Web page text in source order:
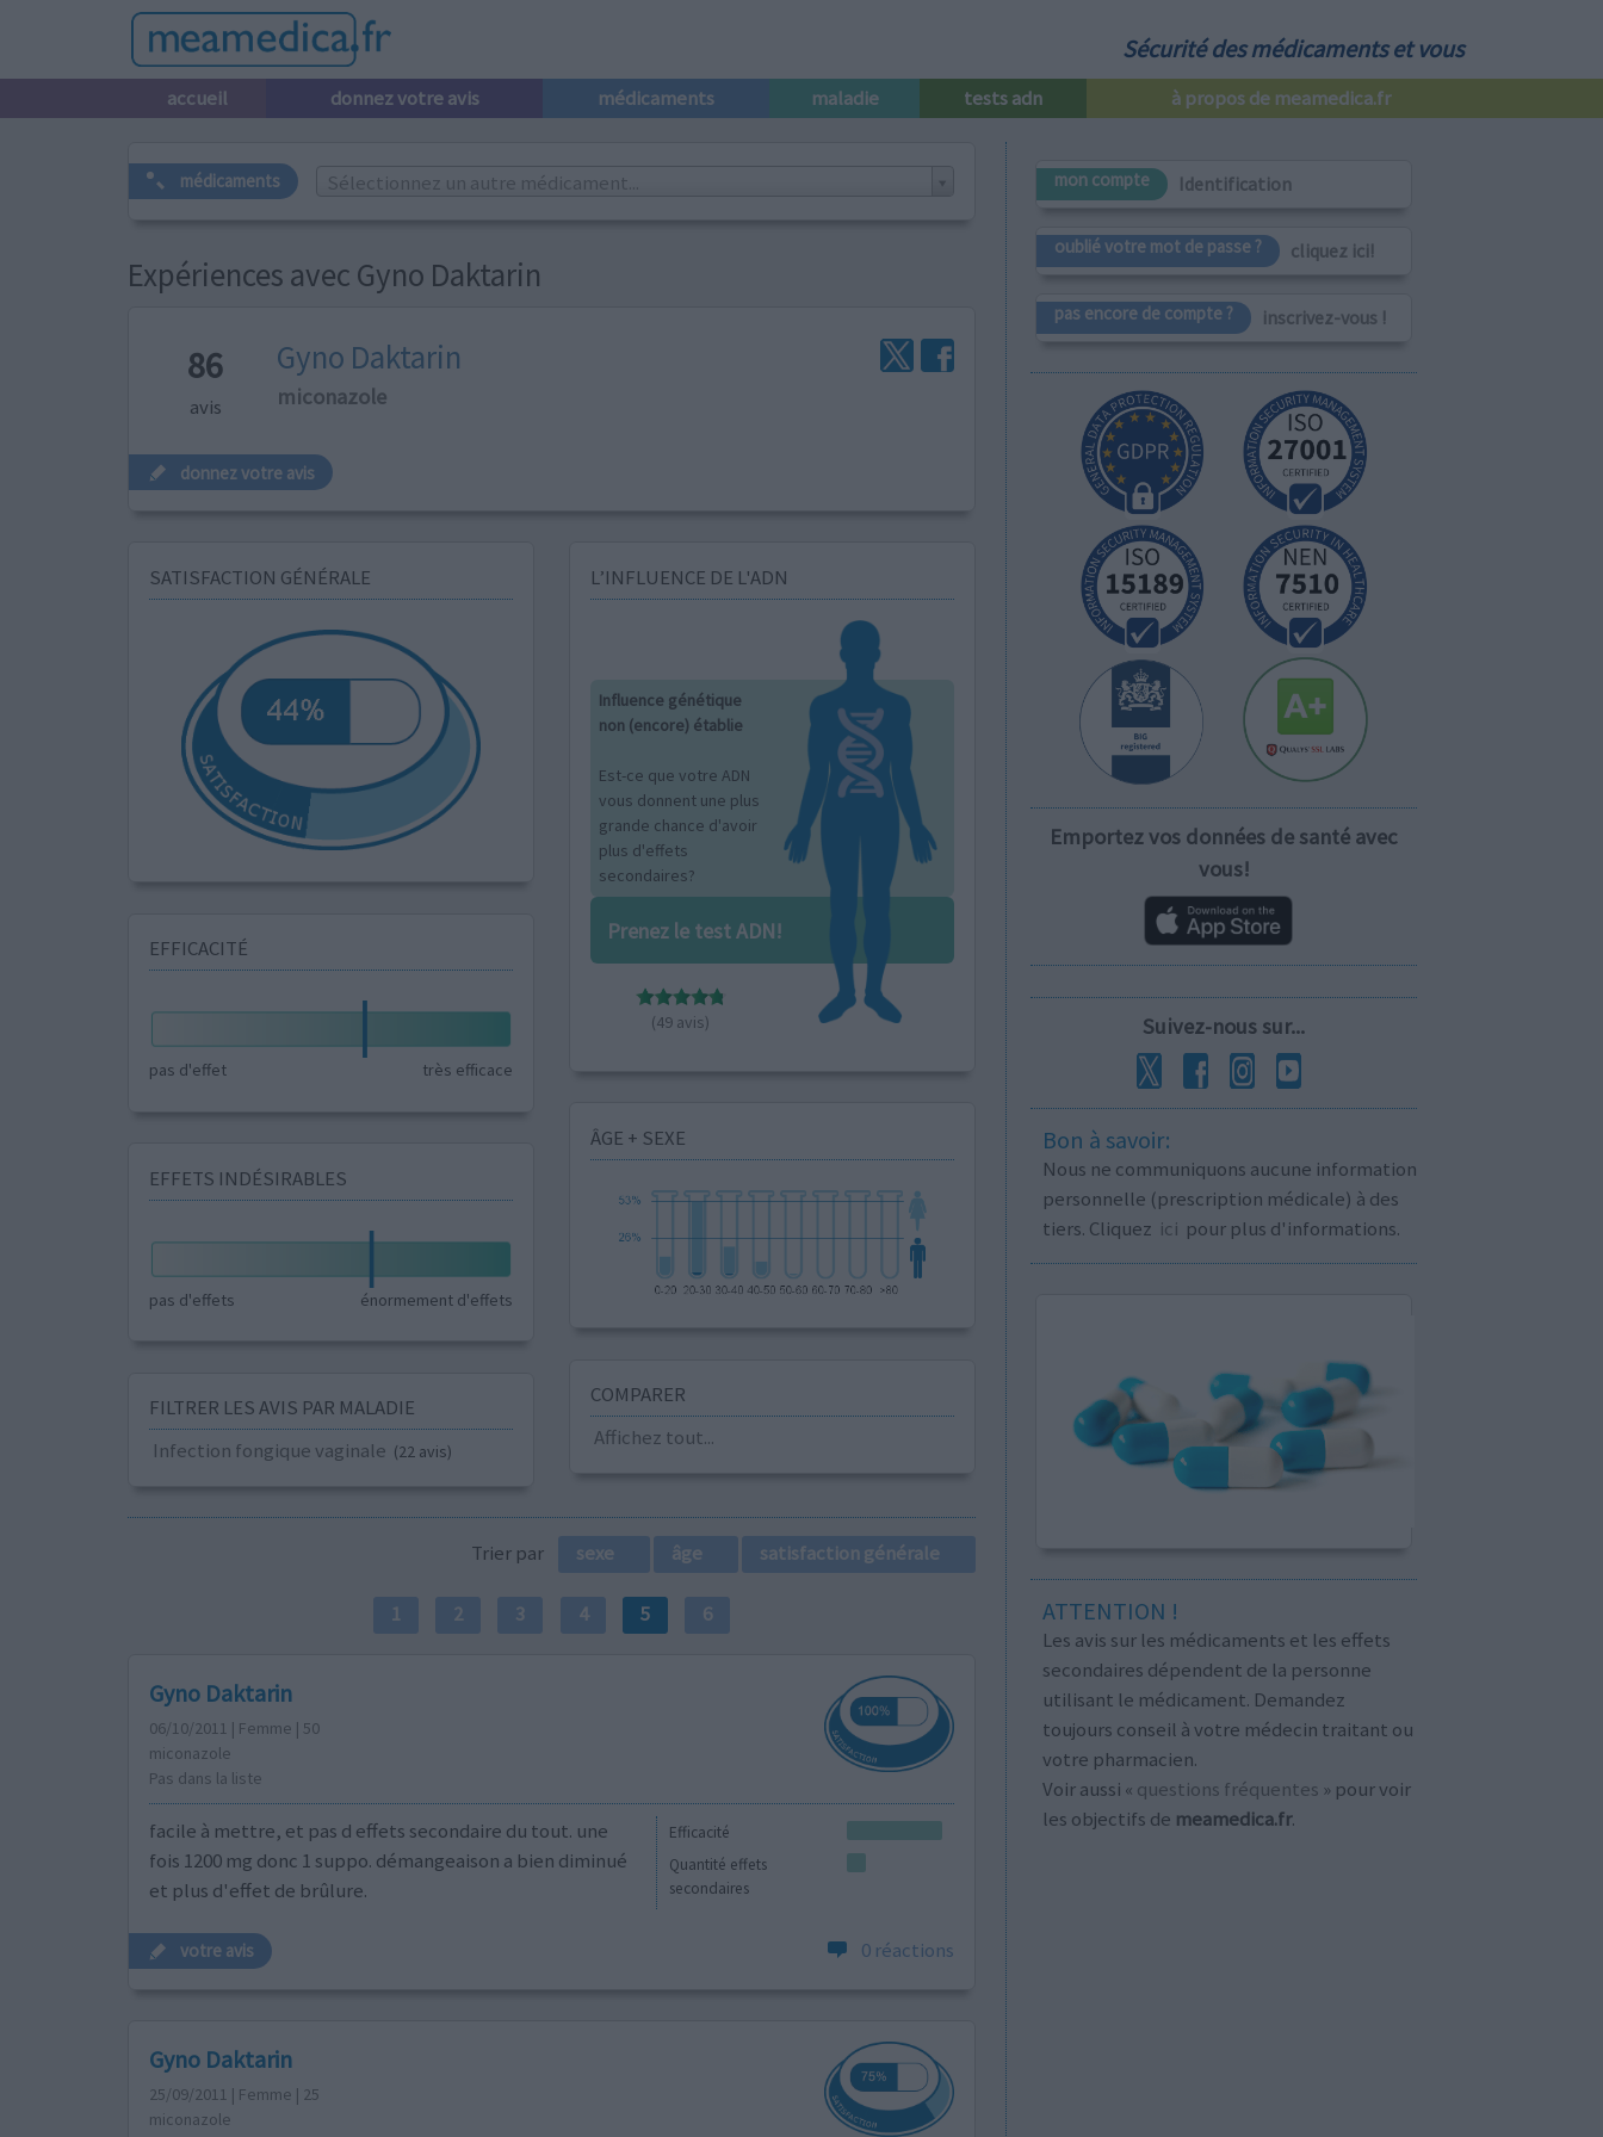
Sécurité des médicaments et vous
accueil donnez votre avis médicaments maladie tests adn à propos de meamedica.fr
médicaments Sélectionnez un autre médicament...
Expériences avec Gyno Daktarin
86
avis
Gyno Daktarin
miconazole
donnez votre avis
SATISFACTION GÉNÉRALE
EFFICACITÉ
pas d'effet très efficace
EFFETS INDÉSIRABLES
pas d'effets énormement d'effets
FILTRER LES AVIS PAR MALADIE
Infection fongique vaginale (22 avis)
L’INFLUENCE DE L'ADN
Influence génétique
non (encore) établie
Est-ce que votre ADN
vous donnent une plus
grande chance d'avoir
plus d'effets
secondaires?
Prenez le test ADN!
(49 avis)
ÂGE + SEXE
COMPARER
Affichez tout...
Trier par sexe âge satisfaction générale
1 2 3 4 5 6
Gyno Daktarin
06/10/2011 | Femme | 50
miconazole
Pas dans la liste
Efficacité
Quantité effets
secondaires
facile à mettre, et pas d effets secondaire du tout. une
fois 1200 mg donc 1 suppo. démangeaison a bien diminué
et plus d'effet de brûlure.
votre avis 0 réactions
Gyno Daktarin
25/09/2011 | Femme | 25
miconazole
mon compte Identification
oublié votre mot de passe ? cliquez ici!
pas encore de compte ? inscrivez-vous !
Emportez vos données de santé avec
vous!
Suivez-nous sur...
Bon à savoir:
Nous ne communiquons aucune information
personnelle (prescription médicale) à des
tiers. Cliquez ici pour plus d'informations.
ATTENTION !
Les avis sur les médicaments et les effets
secondaires dépendent de la personne
utilisant le médicament. Demandez
toujours conseil à votre médecin traitant ou
votre pharmacien.
Voir aussi « questions fréquentes » pour voir
les objectifs de meamedica.fr.